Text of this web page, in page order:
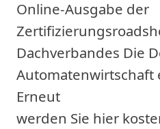
Online-Ausgabe der
Dachverbandes Die
Automatenwirtschaft
Erneut
werden Sie hier